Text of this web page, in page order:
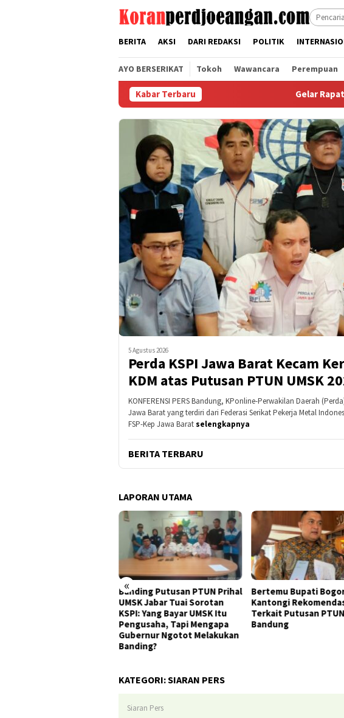
BERITA AKSI DARI REDAKSI POLITIK
AYO BERSERIKAT Tokoh Wawancara Perempuan
Kabar Terbaru Gelar Rapat Koordinasi
5 Agustus 2026
Perda KSPI Jawa Barat Kecam
KDM atas Putusan PTUN UMSK
KONFERENSI PERS Bandung, KPonline-Perwakilan Daerah
Jawa Barat yang terdiri dari Federasi Serikat Pekerja Metal
FSP-Kep Jawa Baratselengkapnya
BERITA TERBARU
LAPORAN UTAMA
«
Banding Putusan PTUN Prihal
UMSK Jabar Tuai Sorotan
KSPI: Yang Bayar UMSK Itu
Pengusaha, Tapi Mengapa
Gubernur Ngotot Melakukan
Banding?
Bertemu Bupati
Kantongi
Terkait Putusan PTUN
Bandung
KATEGORI:SIARAN PERS
Siaran Pers